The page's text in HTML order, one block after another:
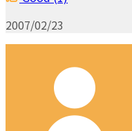
2007/02/23